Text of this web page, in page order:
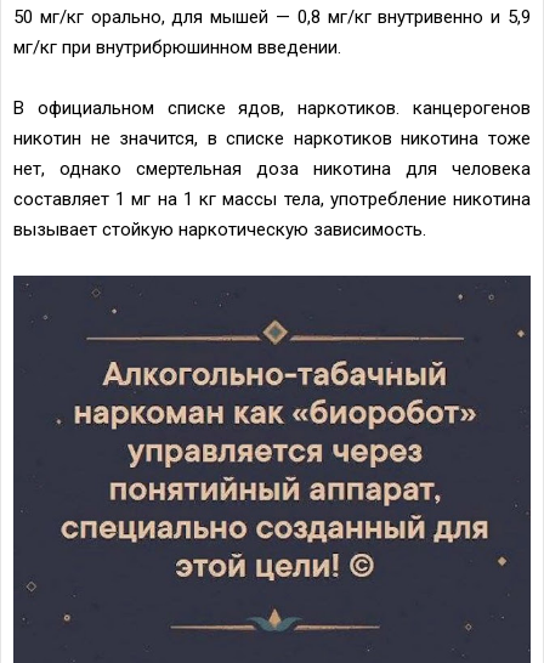
50 мг/кг орально, для мышей — 0,8 мг/кг внутривенно и 5,9
мг/кг при внутрибрюшинном введении.
В официальном списке ядов, наркотиков. канцерогенов
никотин не значится, в списке наркотиков никотина тоже
нет, однако смертельная доза никотина для человека
составляет 1 мг на 1 кг массы тела, употребление никотина
вызывает стойкую наркотическую зависимость.